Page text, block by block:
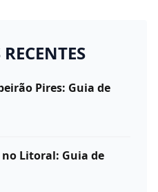
Pires: Guia de
Litoral: Guia de